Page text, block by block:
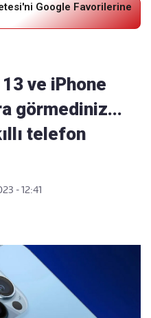
Google Favorilerine
ve iPhone
görmediniz...
telefon
- 12:41